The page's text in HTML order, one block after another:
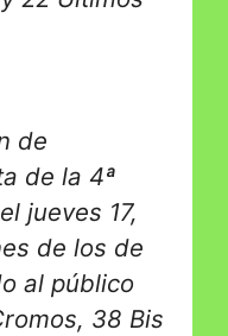
de
de la 4ª
jueves 17,
de los de
al público
38 Bis